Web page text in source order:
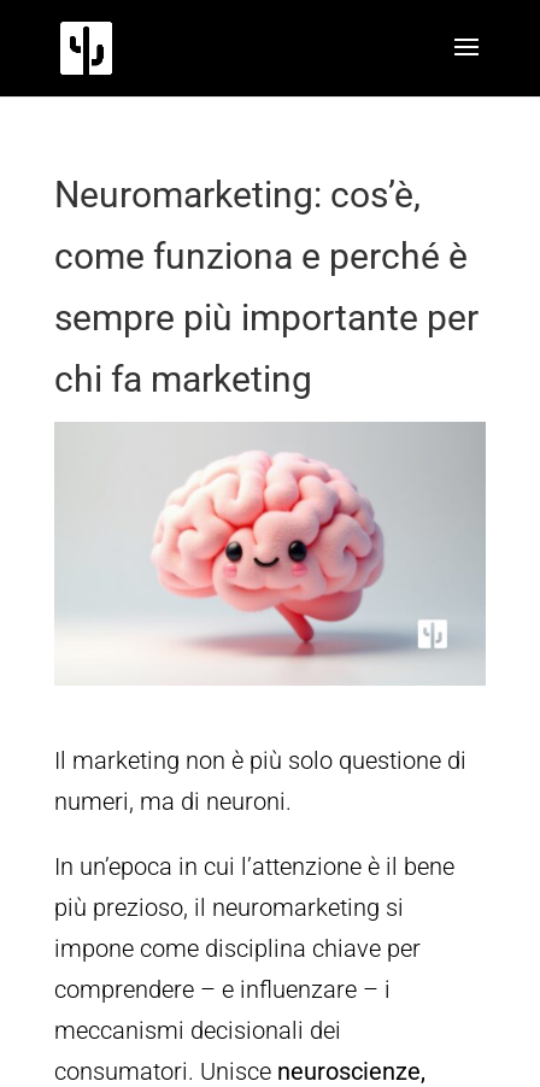
Neuromarketing: cos’è,
come funziona e perché è
sempre più importante per
chi fa marketing
Il marketing non è più solo questione di
numeri, ma di neuroni.
In un’epoca in cui l’attenzione è il bene
più prezioso, il neuromarketing si
impone come disciplina chiave per
comprendere – e influenzare – i
meccanismi decisionali dei
consumatori. Unisce neuroscienze,